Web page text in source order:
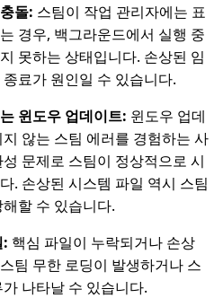
돌: 스팀이 작업 관리자에는 표
경우, 백그라운드에서 실행 중
못하는 상태입니다. 손상된 임
료가 원인일 수 있습니다.
윈도우 업데이트: 윈도우 업데
않는 스팀 에러를 경험하는 사
문제로 스팀이 정상적으로 시
. 손상된 시스템 파일 역시 스팀
할 수 있습니다.
: 핵심 파일이 누락되거나 손상
팀 무한 로딩이 발생하거나 스
나타날 수 있습니다.